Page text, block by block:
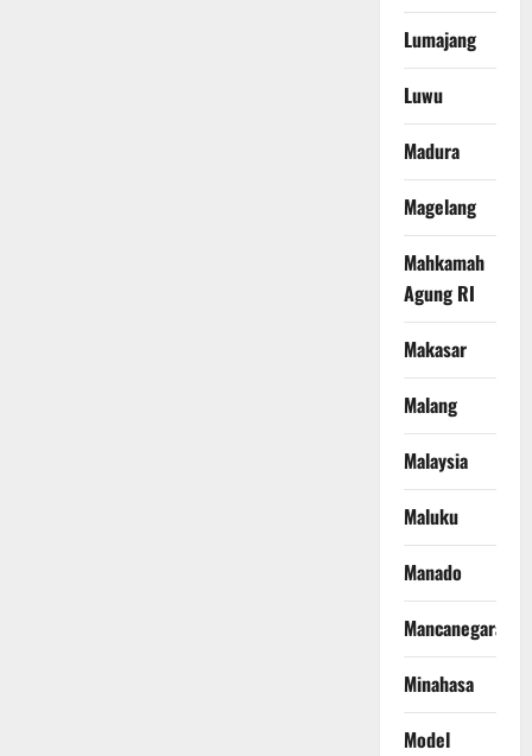
Lumajang
Luwu
Madura
Magelang
Mahkamah
Agung RI
Makasar
Malang
Malaysia
Maluku
Manado
Mancanegara
Minahasa
Model